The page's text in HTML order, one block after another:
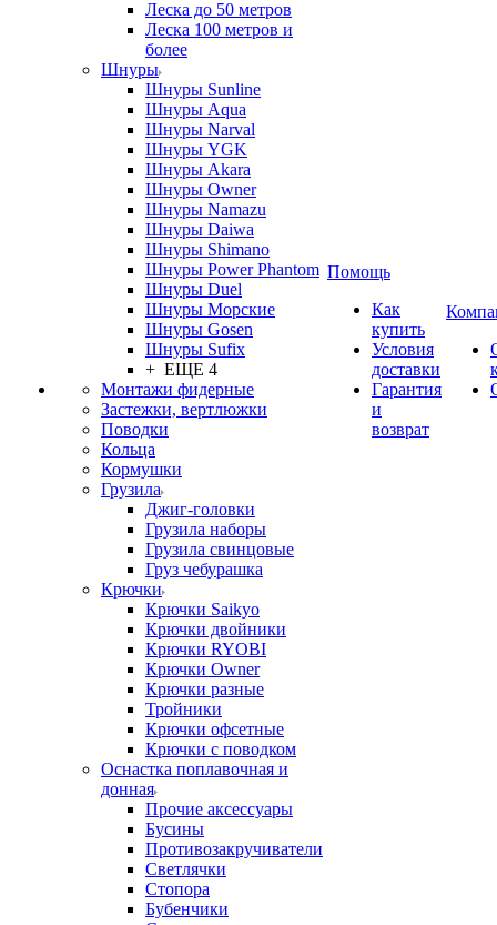
Леска до 50 метров
Леска 100 метров и
более
Шнуры
Шнуры Sunline
Шнуры Aqua
Шнуры Narval
Шнуры YGK
Шнуры Akara
Шнуры Owner
Шнуры Namazu
Шнуры Daiwa
Шнуры Shimano
Шнуры Power Phantom
Шнуры Duel
Шнуры Морские
Шнуры Gosen
Шнуры Sufix
+ ЕЩЕ 4
Монтажи фидерные
Застежки, вертлюжки
Поводки
Кольца
Кормушки
Грузила
Джиг-головки
Грузила наборы
Грузила свинцовые
Груз чебурашка
Крючки
Крючки Saikyo
Крючки двойники
Крючки RYOBI
Крючки Owner
Крючки разные
Тройники
Крючки офсетные
Крючки с поводком
Оснастка поплавочная и
донная
Прочие аксессуары
Бусины
Противозакручиватели
Светлячки
Стопора
Бубенчики
Помощь
Как
купить
Условия
доставки
Гарантия
и
возврат